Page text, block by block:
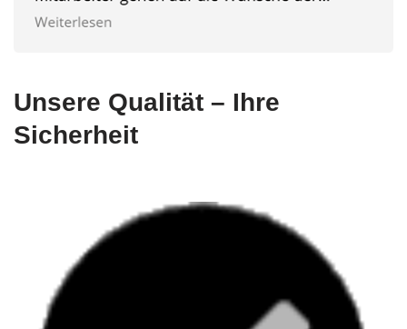
Unsere Qualität – Ihre
Sicherheit